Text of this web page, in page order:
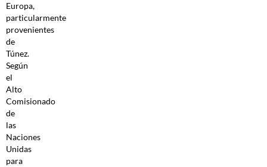
Europa,
particularmente
provenientes
de
Túnez.
Según
el
Alto
Comisionado
de
las
Naciones
Unidas
para